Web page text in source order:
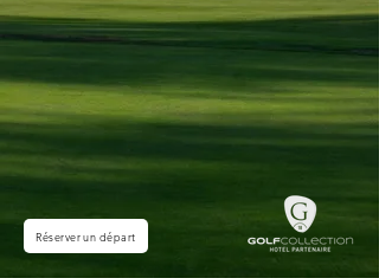
Réserver un départ